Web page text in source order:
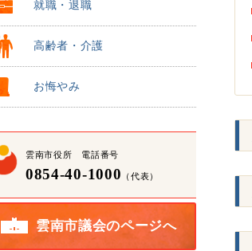
就職・退職
高齢者・介護
お悔やみ
雲南市役所 電話番号
0854-40-1000 （代表）
雲南市議会のページへ